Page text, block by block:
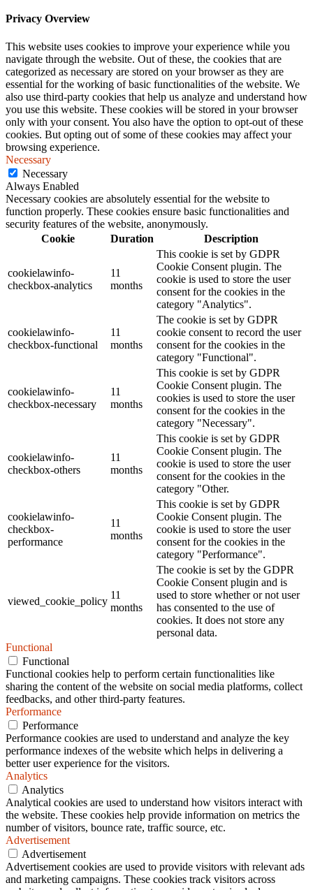
Privacy Overview
This website uses cookies to improve your experience while you
navigate through the website. Out of these, the cookies that are
categorized as necessary are stored on your browser as they are
essential for the working of basic functionalities of the website. We
also use third-party cookies that help us analyze and understand how
you use this website. These cookies will be stored in your browser
only with your consent. You also have the option to opt-out of these
cookies. But opting out of some of these cookies may affect your
browsing experience.
Necessary
Necessary
Always Enabled
Necessary cookies are absolutely essential for the website to
function properly. These cookies ensure basic functionalities and
security features of the website, anonymously.
Cookie
Duration Description
cookielawinfo-
checkbox-analytics
11
months
This cookie is set by GDPR
Cookie Consent plugin. The
cookie is used to store the user
consent for the cookies in the
category "Analytics".
cookielawinfo-
checkbox-functional
11
months
The cookie is set by GDPR
cookie consent to record the user
consent for the cookies in the
category "Functional".
cookielawinfo-
checkbox-necessary
11
months
This cookie is set by GDPR
Cookie Consent plugin. The
cookies is used to store the user
consent for the cookies in the
category "Necessary".
cookielawinfo-
checkbox-others
11
months
This cookie is set by GDPR
Cookie Consent plugin. The
cookie is used to store the user
consent for the cookies in the
category "Other.
cookielawinfo-
checkbox-
performance
11
months
This cookie is set by GDPR
Cookie Consent plugin. The
cookie is used to store the user
consent for the cookies in the
category "Performance".
viewed_cookie_policy
11
months
The cookie is set by the GDPR
Cookie Consent plugin and is
used to store whether or not user
has consented to the use of
cookies. It does not store any
personal data.
Functional
Functional
Functional cookies help to perform certain functionalities like
sharing the content of the website on social media platforms, collect
feedbacks, and other third-party features.
Performance
Performance
Performance cookies are used to understand and analyze the key
performance indexes of the website which helps in delivering a
better user experience for the visitors.
Analytics
Analytics
Analytical cookies are used to understand how visitors interact with
the website. These cookies help provide information on metrics the
number of visitors, bounce rate, traffic source, etc.
Advertisement
Advertisement
Advertisement cookies are used to provide visitors with relevant ads
and marketing campaigns. These cookies track visitors across